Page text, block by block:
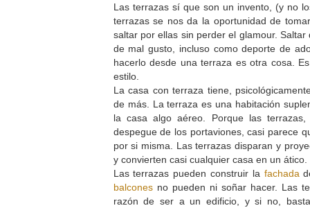
Las terrazas sí que son un invento, (y no
terrazas se nos da la oportunidad de
saltar por ellas sin perder el glamour.
de mal gusto, incluso como deporte de
hacerlo desde una terraza es otra cosa.
estilo.
La casa con terraza tiene,
de más. La terraza es una habitación
la casa algo aéreo. Porque las
despegue de los portaviones, casi parece
por si misma. Las terrazas disparan y
y convierten casi cualquier casa en un ático.
Las terrazas pueden construir la fachada
balconesno pueden ni soñar hacer. Las
razón de ser a un edificio, y si no,